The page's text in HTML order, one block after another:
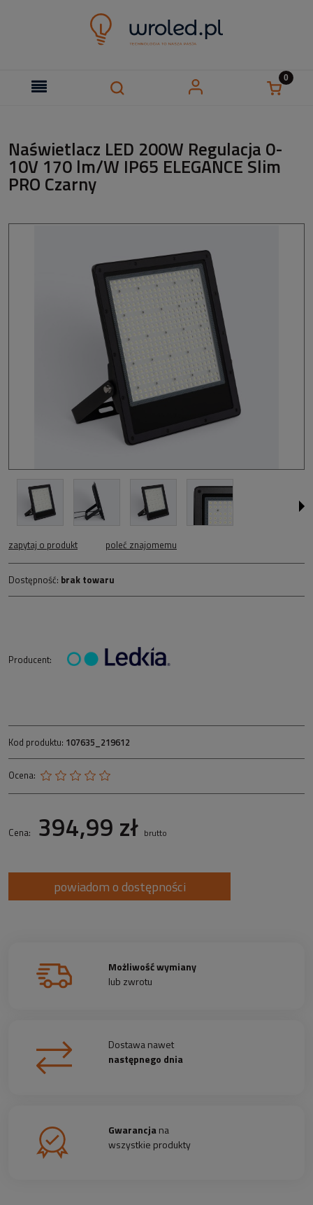
Naświetlacz LED 200W Regulacja 0-
10V 170 lm/W IP65 ELEGANCE Slim
PRO Czarny
zapytaj o produkt poleć znajomemu
Dostępność: brak towaru
Producent:
Kod produktu: 107635_219612
Ocena:
Cena: 394,99 zł brutto
powiadom o dostępności
Możliwość wymiany
lub zwrotu
Dostawa nawet
następnego dnia
Gwarancjana
wszystkie produkty